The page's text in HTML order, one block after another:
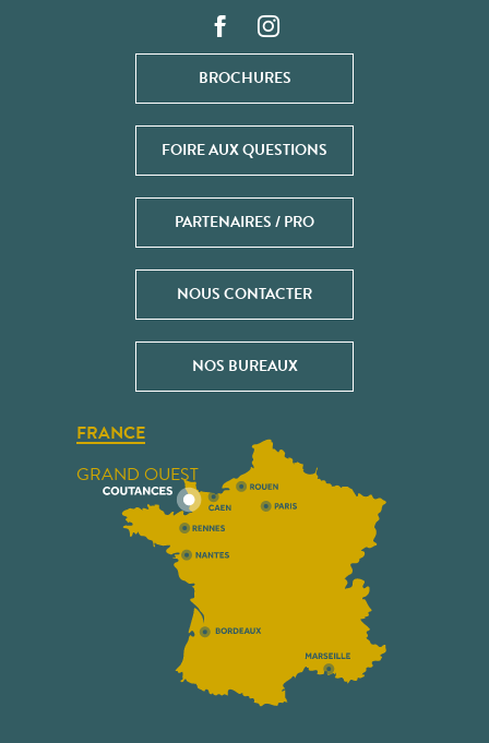
BROCHURES
FOIRE AUX QUESTIONS
PARTENAIRES / PRO
NOUS CONTACTER
NOS BUREAUX
FRANCE
GRAND OUEST